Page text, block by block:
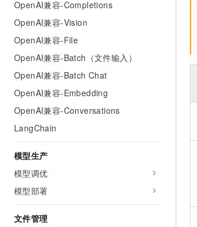
OpenAI兼容-Completions
OpenAI兼容-Vision
OpenAI兼容-File
OpenAI兼容-Batch（文件输入）
OpenAI兼容-Batch Chat
OpenAI兼容-Embedding
OpenAI兼容-Conversations
LangChain
模型生产
模型调优
模型部署
文件管理